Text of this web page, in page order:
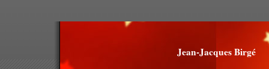
Jean-Jacques Birgé